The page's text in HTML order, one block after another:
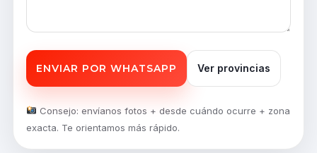
ENVIAR POR WHATSAPP Ver provincias
Consejo: envíanos fotos + desde cuándo ocurre + zona
exacta. Te orientamos más rápido.